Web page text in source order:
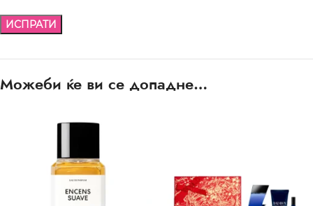
Можеби ќе ви се допадне…